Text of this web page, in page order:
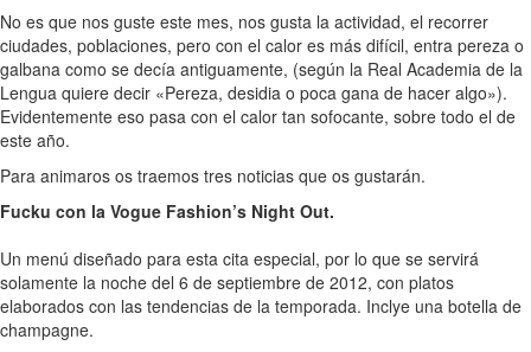
No es que nos guste este mes, nos gusta la actividad, el recorrer
ciudades, poblaciones, pero con el calor es más difícil, entra pereza o
galbana como se decía antiguamente, (según la Real Academia de la
Lengua quiere decir «Pereza, desidia o poca gana de hacer algo»).
Evidentemente eso pasa con el calor tan sofocante, sobre todo el de
este año.
Para animaros os traemos tres noticias que os gustarán.
Fucku con la Vogue Fashion’s Night Out.
Un menú diseñado para esta cita especial, por lo que se servirá
solamente la noche del 6 de septiembre de 2012, con platos
elaborados con las tendencias de la temporada. Inclye una botella de
champagne.